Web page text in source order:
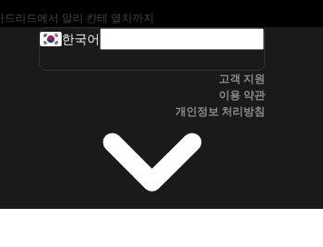
드리드에서 알리 칸테 열차까지
바르셀로나-말라가 열차
울~울산열차
한국어
고객 지원
이용 약관
개인정보 처리방침